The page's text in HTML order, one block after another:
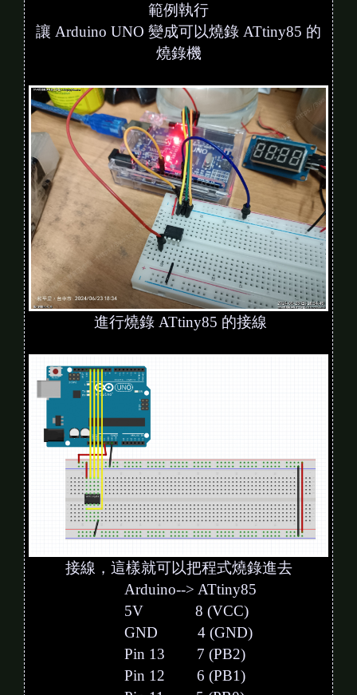
範例執行
讓 Arduino UNO 變成可以燒錄 ATtiny85 的
燒錄機
進行燒錄 ATtiny85 的接線
接線，這樣就可以把程式燒錄進去
Arduino--> ATtiny85
5V 8 (VCC)
GND 4 (GND)
Pin 13 7 (PB2)
Pin 12 6 (PB1)